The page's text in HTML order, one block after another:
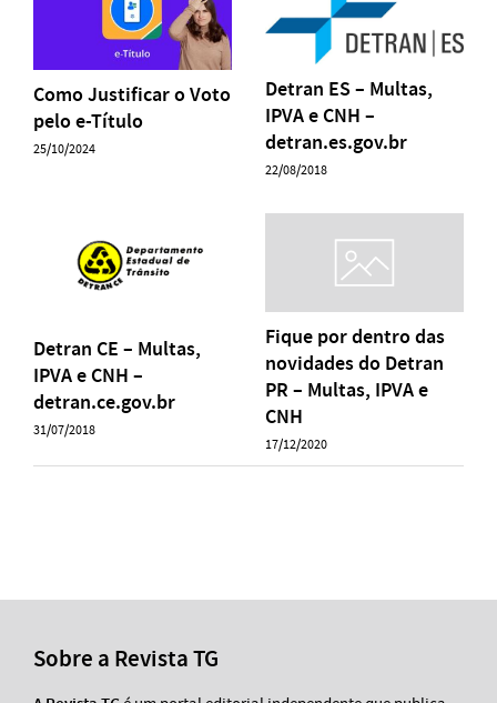
Como Justificar o Voto
pelo e-Título
25/10/2024
Detran ES – Multas,
IPVA e CNH –
detran.es.gov.br
22/08/2018
Detran CE – Multas,
IPVA e CNH –
detran.ce.gov.br
31/07/2018
Fique por dentro das
novidades do Detran
PR – Multas, IPVA e
CNH
17/12/2020
Sobre a Revista TG